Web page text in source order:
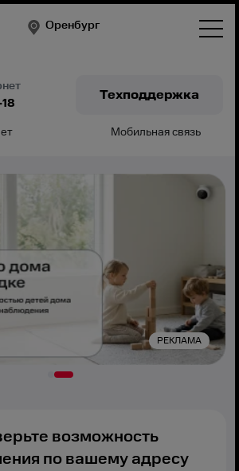
Оренбург
Техподдержка
Мобильная связь
РЕКЛАМА
возможность
по вашему адресу